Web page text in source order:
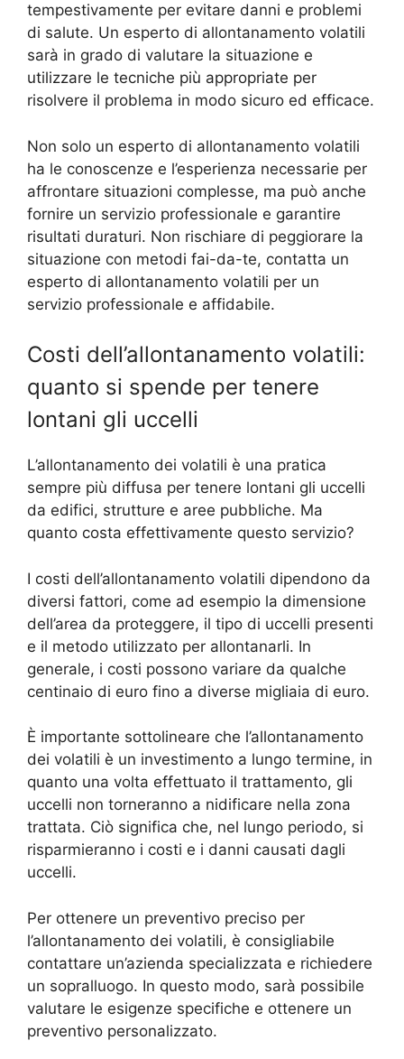
tempestivamente per evitare danni e problemi
di salute. Un esperto di allontanamento volatili
sarà in grado di valutare la situazione e
utilizzare le tecniche più appropriate per
risolvere il problema in modo sicuro ed efficace.
Non solo un esperto di allontanamento volatili
ha le conoscenze e l’esperienza necessarie per
affrontare situazioni complesse, ma può anche
fornire un servizio professionale e garantire
risultati duraturi. Non rischiare di peggiorare la
situazione con metodi fai-da-te, contatta un
esperto di allontanamento volatili per un
servizio professionale e affidabile.
Costi dell’allontanamento volatili:
quanto si spende per tenere
lontani gli uccelli
L’allontanamento dei volatili è una pratica
sempre più diffusa per tenere lontani gli uccelli
da edifici, strutture e aree pubbliche. Ma
quanto costa effettivamente questo servizio?
I costi dell’allontanamento volatili dipendono da
diversi fattori, come ad esempio la dimensione
dell’area da proteggere, il tipo di uccelli presenti
e il metodo utilizzato per allontanarli. In
generale, i costi possono variare da qualche
centinaio di euro fino a diverse migliaia di euro.
È importante sottolineare che l’allontanamento
dei volatili è un investimento a lungo termine, in
quanto una volta effettuato il trattamento, gli
uccelli non torneranno a nidificare nella zona
trattata. Ciò significa che, nel lungo periodo, si
risparmieranno i costi e i danni causati dagli
uccelli.
Per ottenere un preventivo preciso per
l’allontanamento dei volatili, è consigliabile
contattare un’azienda specializzata e richiedere
un sopralluogo. In questo modo, sarà possibile
valutare le esigenze specifiche e ottenere un
preventivo personalizzato.